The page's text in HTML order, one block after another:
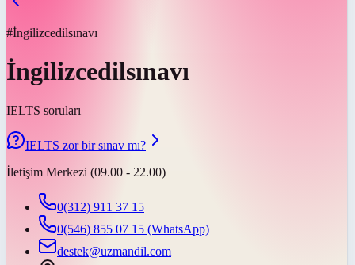
#İngilizcedilsınavı
İngilizcedilsınavı
IELTS soruları
IELTS zor bir sınav mı?
İletişim Merkezi (09.00 - 22.00)
0(312) 911 37 15
0(546) 855 07 15 (WhatsApp)
destek@uzmandil.com